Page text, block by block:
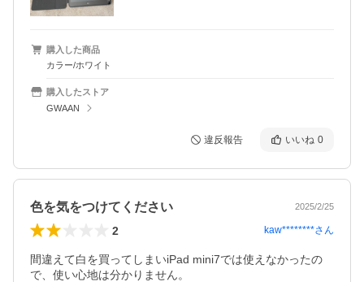
購入した商品
カラー/ホワイト
購入したストア
GWAAN
違反報告 いいね 0
色を気をつけてください 2025/2/25
2 kaw********さん
間違えて白を買ってしまいiPad mini7では使えなかったの
で、使い心地は分かりません。